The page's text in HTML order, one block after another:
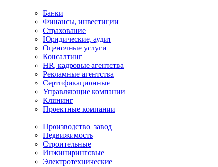
Банки
Финансы, инвестиции
Страхование
Юридические, аудит
Оценочные услуги
Консалтинг
HR, кадровые агентства
Рекламные агентства
Сертификационные
Управляющие компании
Клининг
Проектные компании
Производство, завод
Недвижимость
Строительные
Инжиниринговые
Электротехнические